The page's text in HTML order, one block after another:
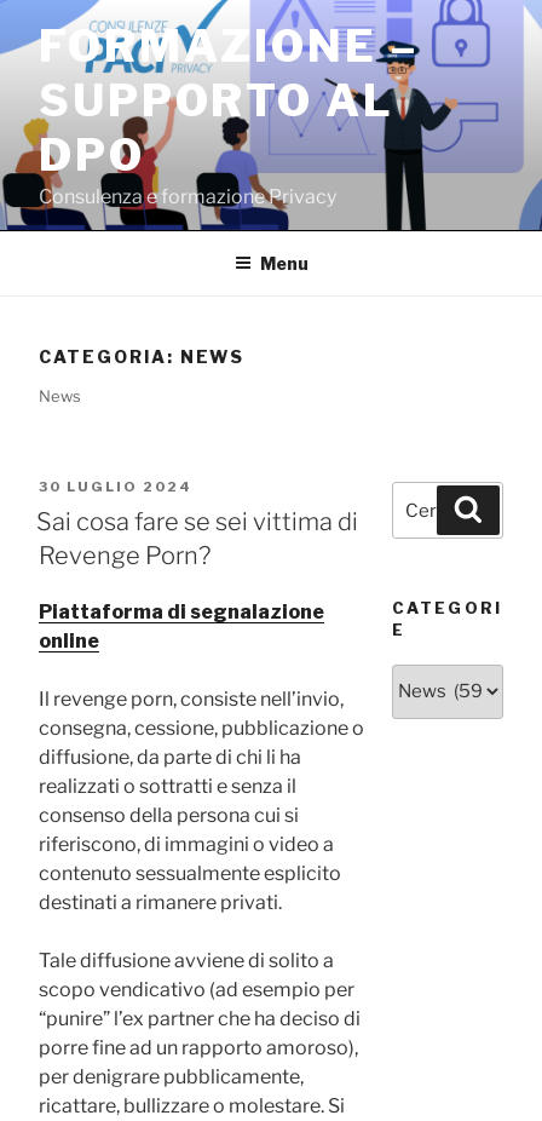
contenuto
FORMAZIONE –
SUPPORTO AL
DPO
Consulenza e formazione Privacy
Menu
CATEGORIA: NEWS
News
PUBBLICATO
IL
30 LUGLIO 2024
Sai cosa fare se sei vittima di
Revenge Porn?
Piattaforma di segnalazione
online
Il revenge porn, consiste nell’invio,
consegna, cessione, pubblicazione o
diffusione, da parte di chi li ha
realizzati o sottratti e senza il
consenso della persona cui si
riferiscono, di immagini o video a
contenuto sessualmente esplicito
destinati a rimanere privati.
Tale diffusione avviene di solito a
scopo vendicativo (ad esempio per
“punire” l’ex partner che ha deciso di
porre fine ad un rapporto amoroso),
per denigrare pubblicamente,
ricattare, bullizzare o molestare. Si
Cerca:
CATEGORI
E